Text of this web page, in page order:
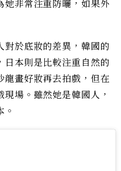
她非常注重防曬，如果外
對於底妝的差異，韓國的
日本則是比較注重自然的
龍畫好妝再去拍戲，但在
場。雖然她是韓國人，